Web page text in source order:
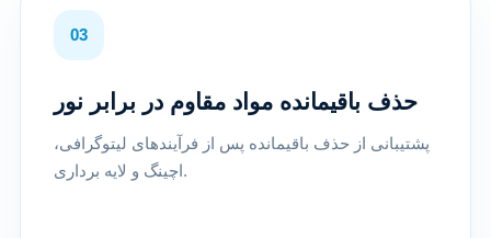
03
حذف باقیمانده مواد مقاوم در برابر نور
پشتیبانی از حذف باقیمانده پس از فرآیندهای لیتوگرافی،
اچینگ و لایه برداری.